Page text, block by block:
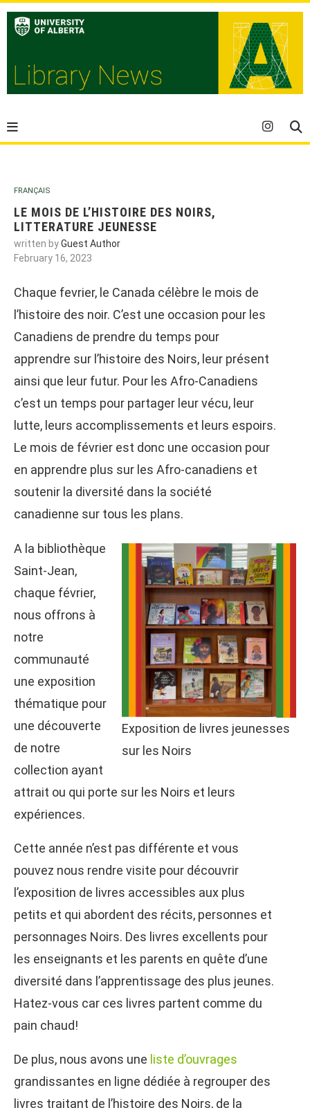
FRANÇAIS
LE MOIS DE L’HISTOIRE DES NOIRS,
LITTERATURE JEUNESSE
written byGuest Author
February 16, 2023
Chaque fevrier, le Canada célèbre le mois de
l’histoire des noir. C’est une occasion pour les
Canadiens de prendre du temps pour
apprendre sur l’histoire des Noirs, leur présent
ainsi que leur futur. Pour les Afro-Canadiens
c’est un temps pour partager leur vécu, leur
lutte, leurs accomplissements et leurs espoirs.
Le mois de février est donc une occasion pour
en apprendre plus sur les Afro-canadiens et
soutenir la diversité dans la société
canadienne sur tous les plans.
Exposition de livres jeunesses
sur les Noirs
A la bibliothèque
Saint-Jean,
chaque février,
nous offrons à
notre
communauté
une exposition
thématique pour
une découverte
de notre
collection ayant
attrait ou qui porte sur les Noirs et leurs
expériences.
Cette année n’est pas différente et vous
pouvez nous rendre visite pour découvrir
l’exposition de livres accessibles aux plus
petits et qui abordent des récits, personnes et
personnages Noirs. Des livres excellents pour
les enseignants et les parents en quête d’une
diversité dans l’apprentissage des plus jeunes.
Hatez-vous car ces livres partent comme du
pain chaud!
De plus, nous avons une liste d’ouvrages
grandissantes en ligne dédiée à regrouper des
livres traitant de l’histoire des Noirs, de la